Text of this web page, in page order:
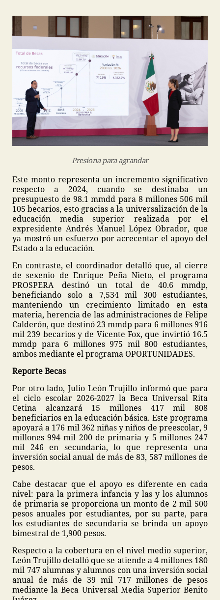
Presiona para agrandar
Este monto representa un incremento significativo
respecto a 2024, cuando se destinaba un
presupuesto de 98.1 mmdd para 8 millones 506 mil
105 becarios, esto gracias a la universalización de la
educación media superior realizada por el
expresidente Andrés Manuel López Obrador, que
ya mostró un esfuerzo por acrecentar el apoyo del
Estado a la educación.
En contraste, el coordinador detalló que, al cierre
de sexenio de Enrique Peña Nieto, el programa
PROSPERA destinó un total de 40.6 mmdp,
beneficiando solo a 7,534 mil 300 estudiantes,
manteniendo un crecimiento limitado en esta
materia, herencia de las administraciones de Felipe
Calderón, que destinó 23 mmdp para 6 millones 916
mil 239 becarios y de Vicente Fox, que invirtió 16.5
mmdp para 6 millones 975 mil 800 estudiantes,
ambos mediante el programa OPORTUNIDADES.
Reporte Becas
Por otro lado, Julio León Trujillo informó que para
el ciclo escolar 2026-2027 la Beca Universal Rita
Cetina alcanzará 15 millones 417 mil 808
beneficiarios en la educación básica. Este programa
apoyará a 176 mil 362 niñas y niños de preescolar, 9
millones 994 mil 200 de primaria y 5 millones 247
mil 246 en secundaria, lo que representa una
inversión social anual de más de 83, 587 millones de
pesos.
Cabe destacar que el apoyo es diferente en cada
nivel: para la primera infancia y las y los alumnos
de primaria se proporciona un monto de 2 mil 500
pesos anuales por estudiantes, por su parte, para
los estudiantes de secundaria se brinda un apoyo
bimestral de 1,900 pesos.
Respecto a la cobertura en el nivel medio superior,
León Trujillo detalló que se atiende a 4 millones 180
mil 747 alumnas y alumnos con una inversión social
anual de más de 39 mil 717 millones de pesos
mediante la Beca Universal Media Superior Benito